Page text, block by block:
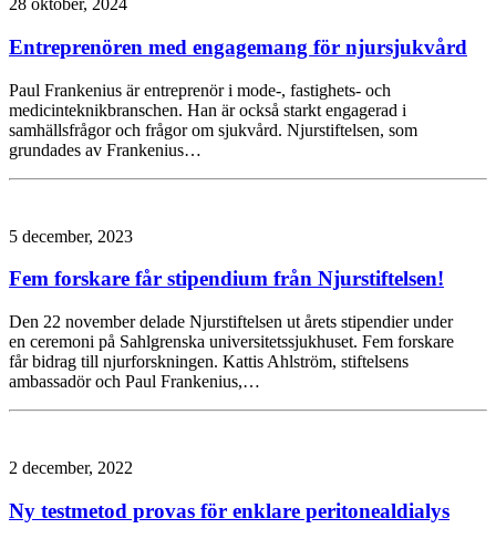
28 oktober, 2024
Entreprenören med engagemang för njursjukvård
Paul Frankenius är entreprenör i mode-, fastighets- och
medicinteknikbranschen. Han är också starkt engagerad i
samhällsfrågor och frågor om sjukvård. Njurstiftelsen, som
grundades av Frankenius…
5 december, 2023
Fem forskare får stipendium från Njurstiftelsen!
Den 22 november delade Njurstiftelsen ut årets stipendier under
en ceremoni på Sahlgrenska universitetssjukhuset. Fem forskare
får bidrag till njurforskningen. Kattis Ahlström, stiftelsens
ambassadör och Paul Frankenius,…
2 december, 2022
Ny testmetod provas för enklare peritonealdialys